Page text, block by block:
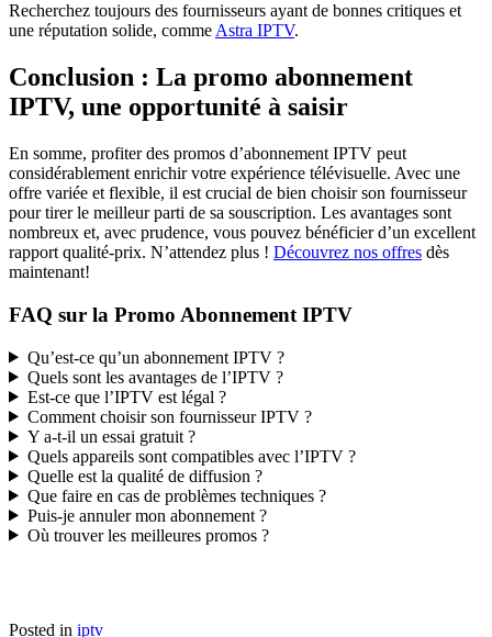
Recherchez toujours des fournisseurs ayant de bonnes critiques et
une réputation solide, comme Astra IPTV.
Conclusion : La promo abonnement
IPTV, une opportunité à saisir
En somme, profiter des promos d’abonnement IPTV peut
considérablement enrichir votre expérience télévisuelle. Avec une
offre variée et flexible, il est crucial de bien choisir son fournisseur
pour tirer le meilleur parti de sa souscription. Les avantages sont
nombreux et, avec prudence, vous pouvez bénéficier d’un excellent
rapport qualité-prix. N’attendez plus ! Découvrez nos offres dès
maintenant!
FAQ sur la Promo Abonnement IPTV
Qu’est-ce qu’un abonnement IPTV ?
Quels sont les avantages de l’IPTV ?
Est-ce que l’IPTV est légal ?
Comment choisir son fournisseur IPTV ?
Y a-t-il un essai gratuit ?
Quels appareils sont compatibles avec l’IPTV ?
Quelle est la qualité de diffusion ?
Que faire en cas de problèmes techniques ?
Puis-je annuler mon abonnement ?
Où trouver les meilleures promos ?
Posted in iptv